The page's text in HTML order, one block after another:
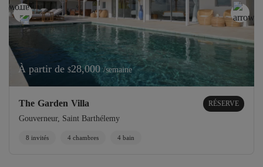
À partir de $28,000/semaine
The Garden Villa RÉSERVE
Gouverneur, Saint Barthélemy
8 invités 4 chambres 4 bain